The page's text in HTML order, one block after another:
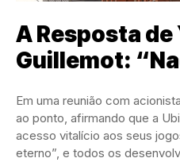
A Resposta de
Guillemot:
Em uma reunião com
ao ponto, afirmando que a
acesso vitalício aos seus
eterno”, e todos os